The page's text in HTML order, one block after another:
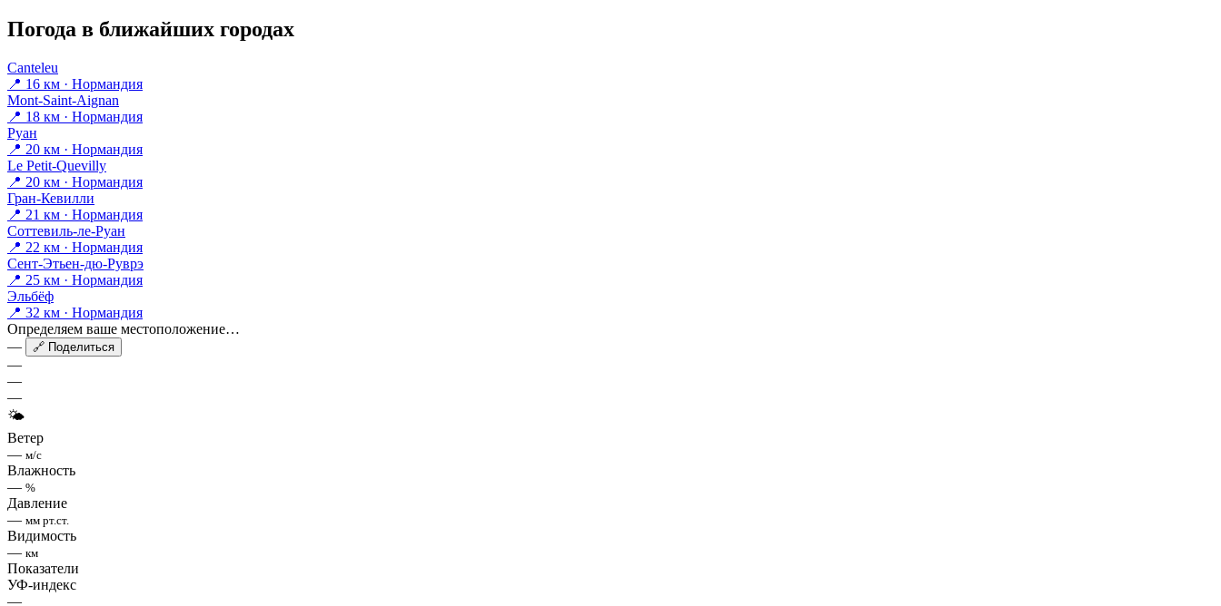
Погода в ближайших городах
Canteleu
📍 16 км · Нормандия
Mont-Saint-Aignan
📍 18 км · Нормандия
Руан
📍 20 км · Нормандия
Le Petit-Quevilly
📍 20 км · Нормандия
Гран-Кевилли
📍 21 км · Нормандия
Соттевиль-ле-Руан
📍 22 км · Нормандия
Сент-Этьен-дю-Руврэ
📍 25 км · Нормандия
Эльбёф
📍 32 км · Нормандия
Определяем ваше местоположение…
—
🔗 Поделиться
—
—
—
🌤
Ветер
— м/с
Влажность
— %
Давление
— мм рт.ст.
Видимость
— км
Показатели
УФ-индекс
—